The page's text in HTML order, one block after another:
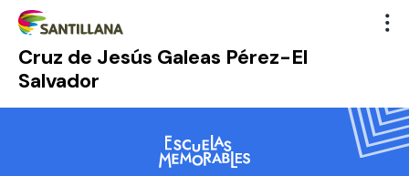
Cruz de Jesús Galeas Pérez-El
Salvador